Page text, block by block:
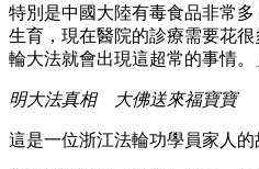
特別是中國大陸有毒食品非常
生育，現在醫院的診療需要花
輪大法就會出現這超常的事情。
明大法真相 大佛送來福寶寶
這是一位浙江法輪功學員家人的